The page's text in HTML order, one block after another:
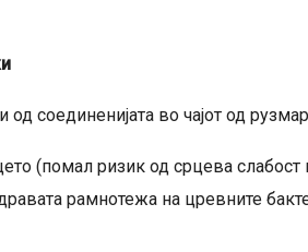
соединенијата во чајот од
(помал ризик од срцева
рамнотежа на цревните